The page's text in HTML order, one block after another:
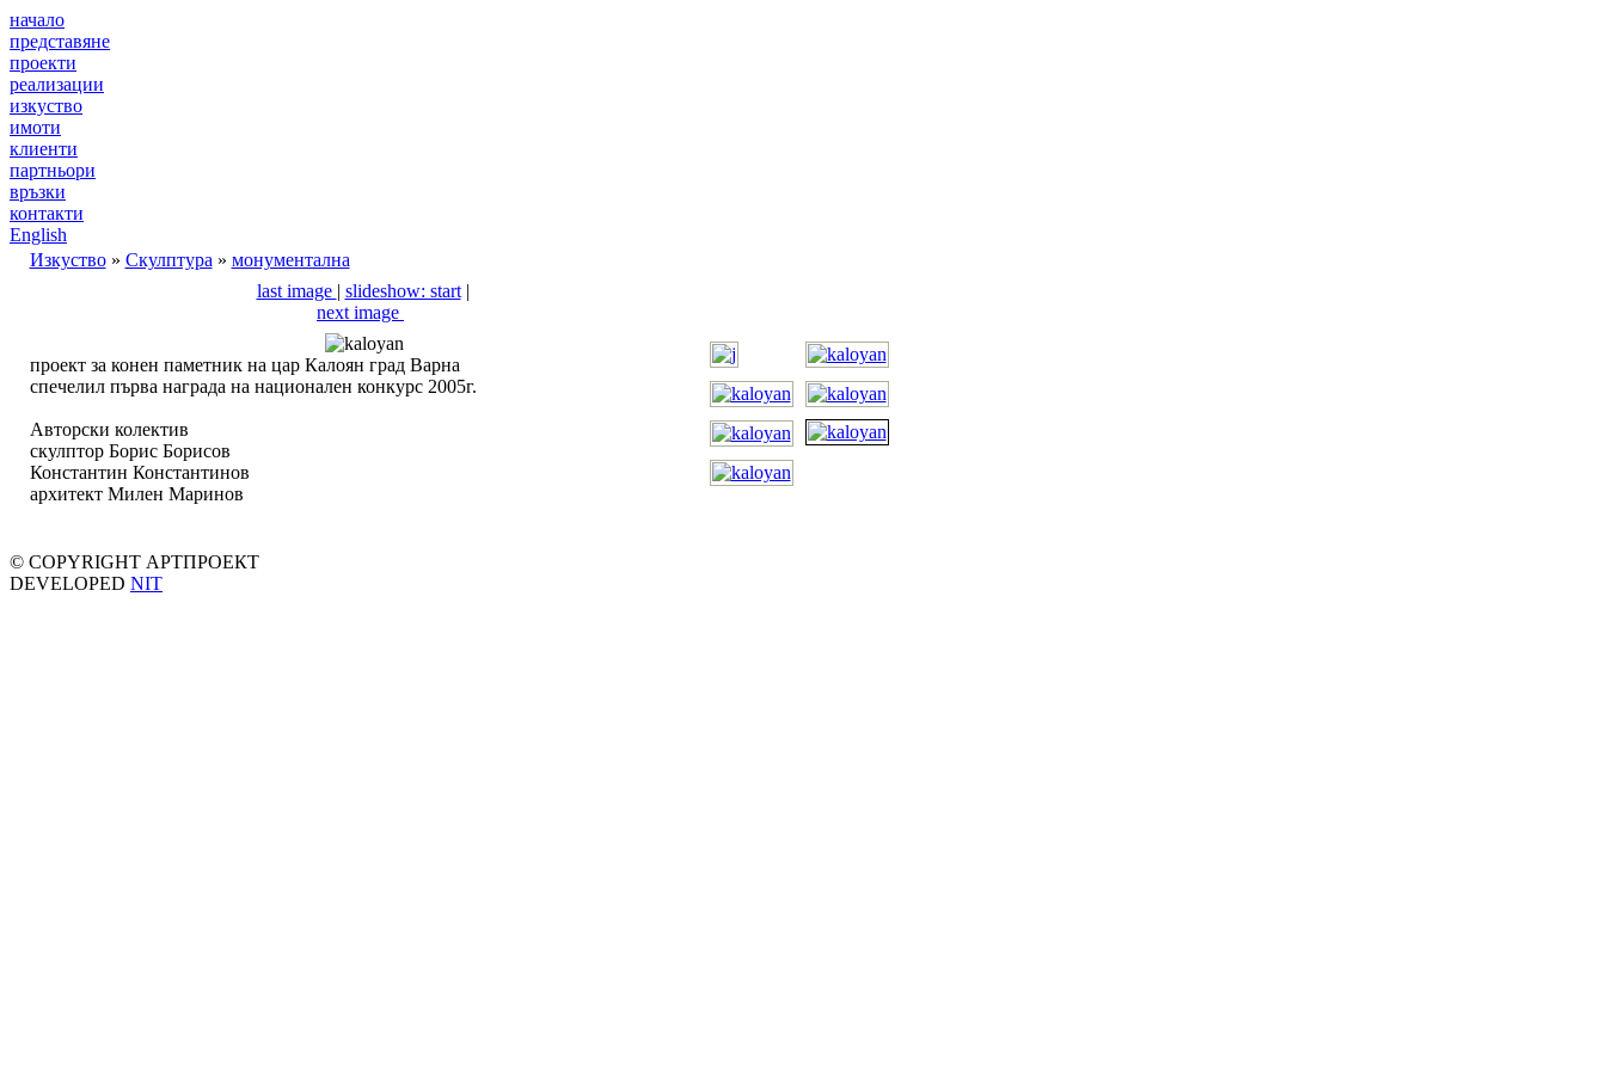
начало
представяне
проекти
реализации
изкуство
имоти
клиенти
партньори
връзки
контакти
English
Изкуство» Скулптура » монументална
last image | slideshow: start|
next image
проект за конен паметник на цар Калоян град Варна
спечелил първа награда на национален конкурс 2005г.
Авторски колектив
скулптор Борис Борисов
Константин Константинов
архитект Милен Маринов
© COPYRIGHT АРТПРОЕКТ
DEVELOPED NIT